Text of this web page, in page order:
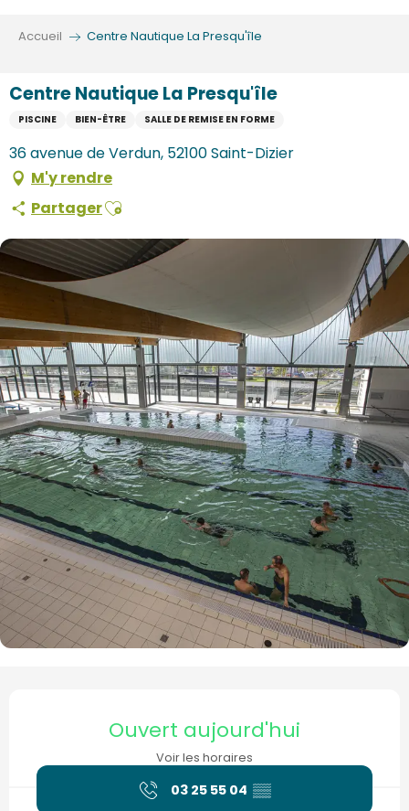
Accueil Centre Nautique La Presqu'île
Centre Nautique La Presqu'île
PISCINE BIEN-ÊTRE SALLE DE REMISE EN FORME
36 avenue de Verdun, 52100 Saint-Dizier
M'y rendre
PartagerAjouter aux favoris
Ouvert aujourd'hui
Voir les horaires
03 25 55 04 ▒▒